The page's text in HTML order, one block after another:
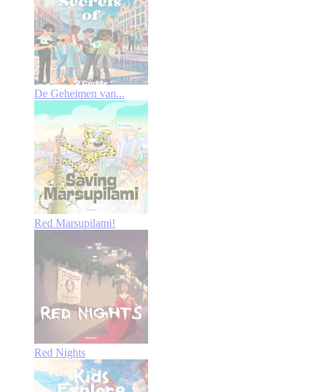
De Geheimen van...
Red Marsupilami!
Red Nights